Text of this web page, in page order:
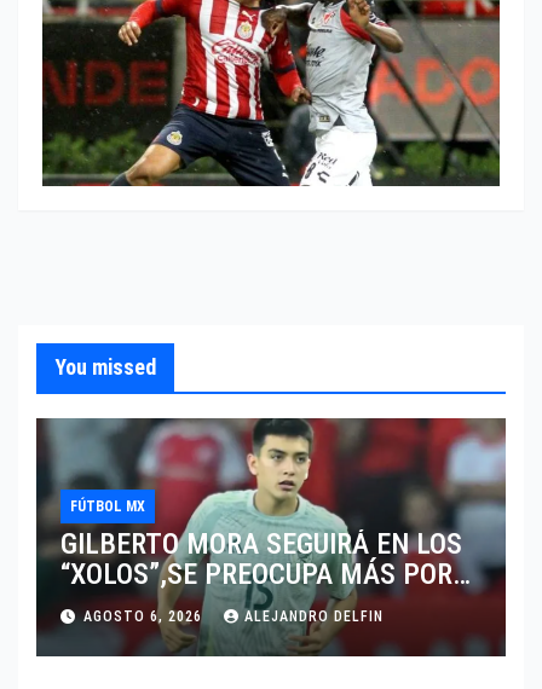
You missed
FÚTBOL MX
GILBERTO MORA SEGUIRÁ EN LOS
“XOLOS”,SE PREOCUPA MÁS POR
JUGAR EN SU EQUIPO.
AGOSTO 6, 2026 ALEJANDRO DELFIN